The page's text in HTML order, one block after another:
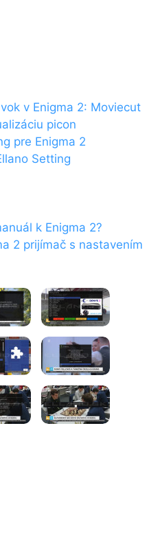
v Enigma 2: Moviecut
picon
pre Enigma 2
Setting
k Enigma 2?
2 prijímač s nastavením